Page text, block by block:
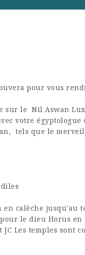
pour vous
sur le Nil Aswan
votre
tels que le
calèche jusqu'au
le dieu Horus en
Les temples sont